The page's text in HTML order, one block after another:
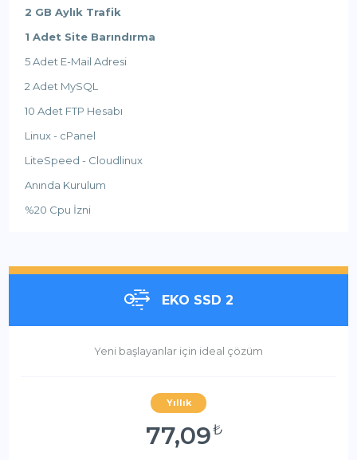
2 GB Aylık Trafik
1 Adet Site Barındırma
5 Adet E-Mail Adresi
2 Adet MySQL
10 Adet FTP Hesabı
Linux - cPanel
LiteSpeed - Cloudlinux
Anında Kurulum
%20 Cpu İzni
EKO SSD 2
Yeni başlayanlar için ideal çözüm
Yıllık
₺
77,09